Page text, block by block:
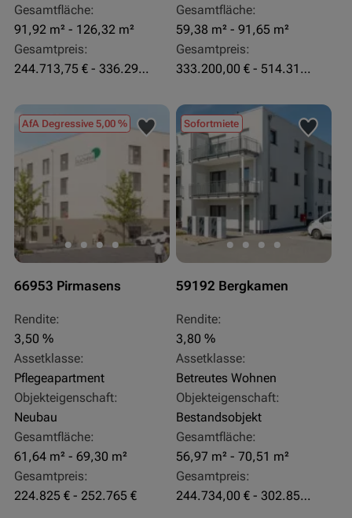
Gesamtfläche:
91,92 m² - 126,32 m²
Gesamtpreis:
244.713,75 € - 336.292 €
Gesamtfläche:
59,38 m² - 91,65 m²
Gesamtpreis:
333.200,00 € - 514.310,00 €
AfA Degressive 5,00 %
66953 Pirmasens
Rendite:
3,50 %
Assetklasse:
Pflegeapartment
Objekteigenschaft:
Neubau
Gesamtfläche:
61,64 m² - 69,30 m²
Gesamtpreis:
224.825 € - 252.765 €
Sofortmiete
59192 Bergkamen
Rendite:
3,80 %
Assetklasse:
Betreutes Wohnen
Objekteigenschaft:
Bestandsobjekt
Gesamtfläche:
56,97 m² - 70,51 m²
Gesamtpreis:
244.734,00 € - 302.855,00 €